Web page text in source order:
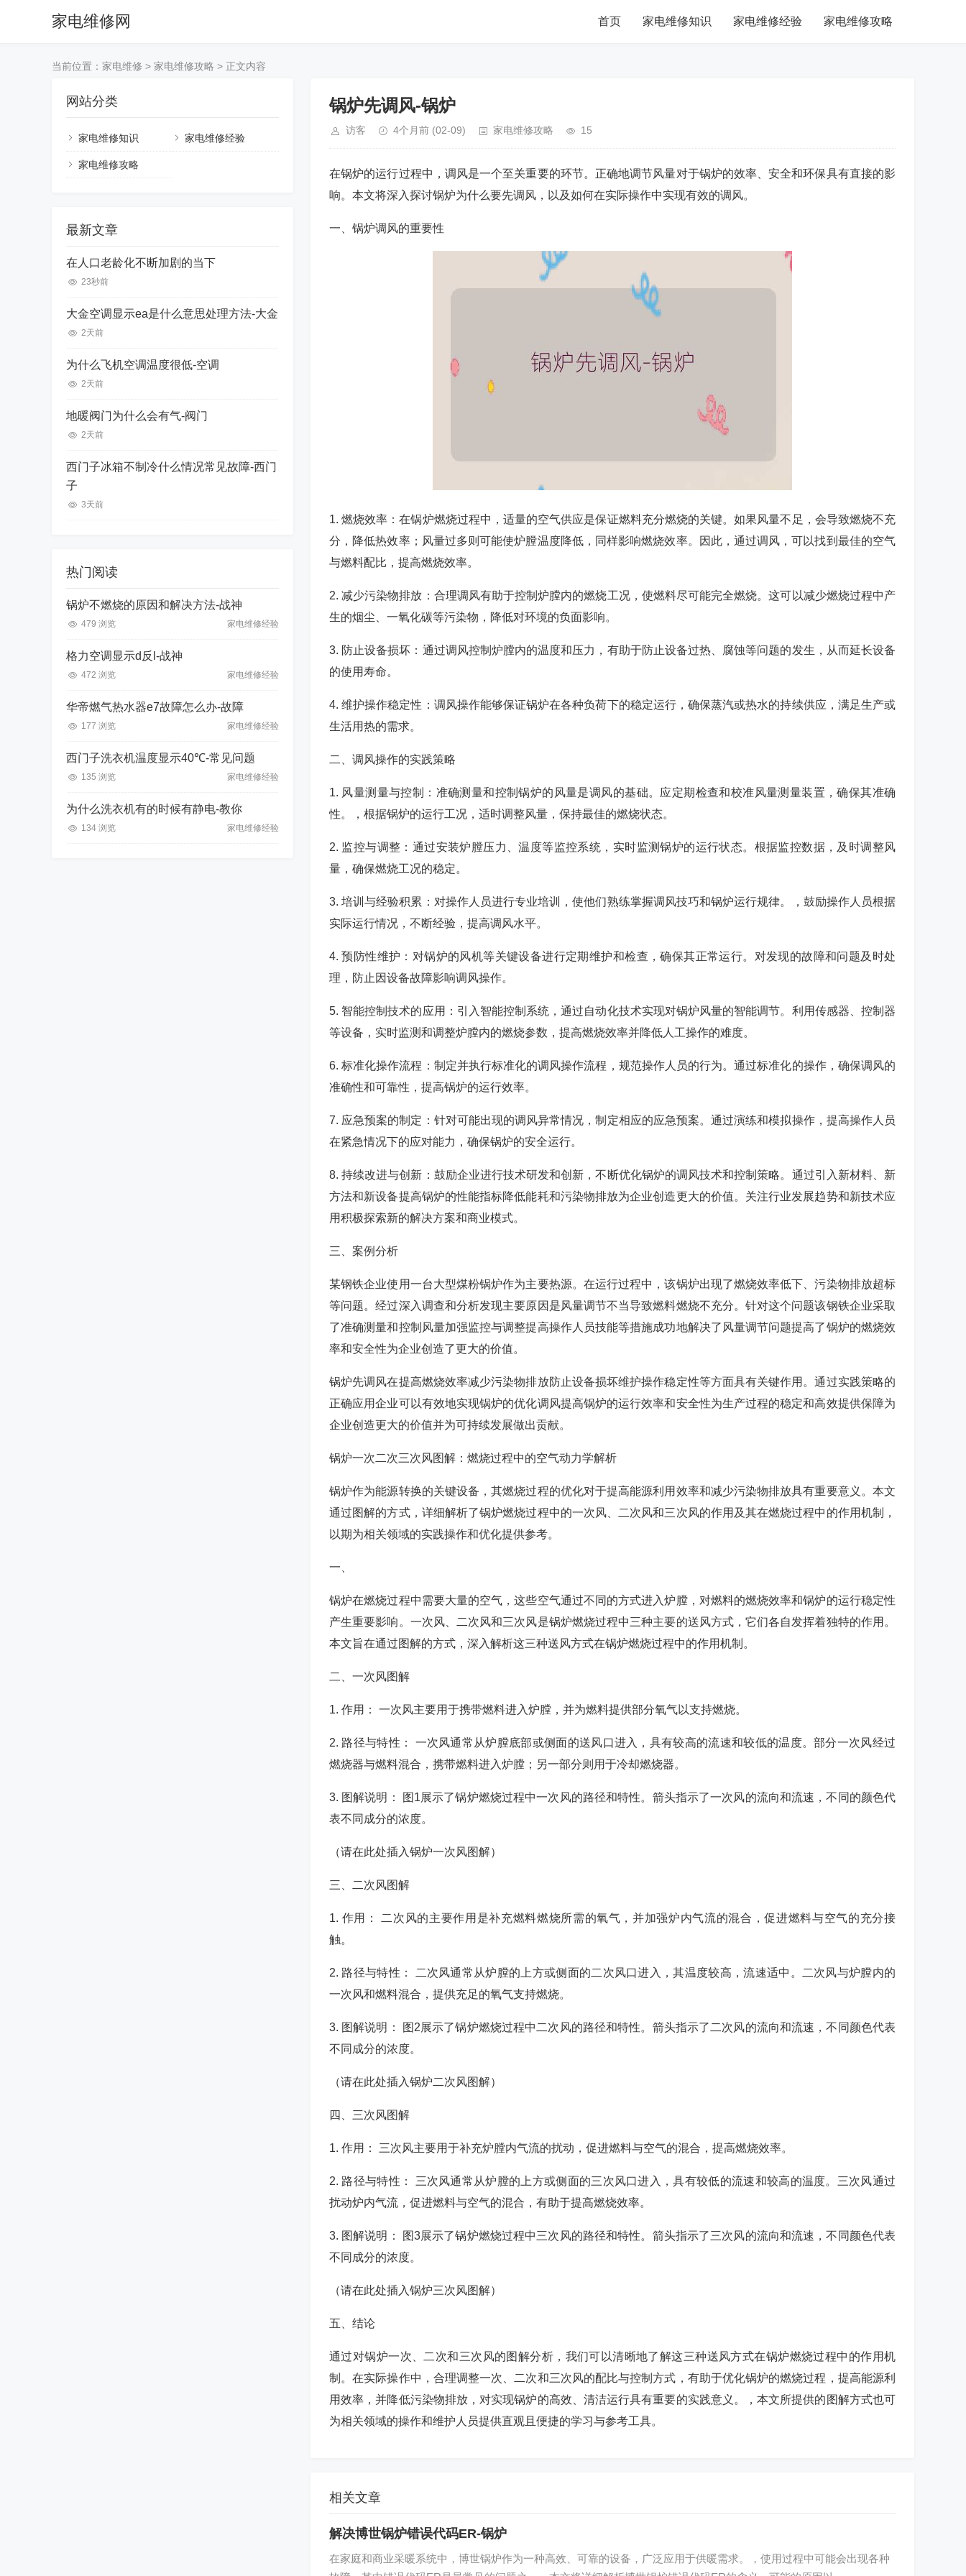
家电维修网 首页 家电维修知识 家电维修经验 家电维修攻略
当前位置： 家电维修 > 家电维修攻略 > 正文内容
锅炉先调风-锅炉
访客 4个月前 (02-09) 家电维修攻略 15
在锅炉的运行过程中，调风是一个至关重要的环节。正确地调节风量对于锅炉的效率、安全和环保具有直接的影
响。本文将深入探讨锅炉为什么要先调风，以及如何在实际操作中实现有效的调风。
一、锅炉调风的重要性
1. 燃烧效率：在锅炉燃烧过程中，适量的空气供应是保证燃料充分燃烧的关键。如果风量不足，会导致燃烧不充
分，降低热效率；风量过多则可能使炉膛温度降低，同样影响燃烧效率。因此，通过调风，可以找到最佳的空气
与燃料配比，提高燃烧效率。
2. 减少污染物排放：合理调风有助于控制炉膛内的燃烧工况，使燃料尽可能完全燃烧。这可以减少燃烧过程中产
生的烟尘、一氧化碳等污染物，降低对环境的负面影响。
3. 防止设备损坏：通过调风控制炉膛内的温度和压力，有助于防止设备过热、腐蚀等问题的发生，从而延长设备
的使用寿命。
4. 维护操作稳定性：调风操作能够保证锅炉在各种负荷下的稳定运行，确保蒸汽或热水的持续供应，满足生产或
生活用热的需求。
二、调风操作的实践策略
1. 风量测量与控制：准确测量和控制锅炉的风量是调风的基础。应定期检查和校准风量测量装置，确保其准确
性。，根据锅炉的运行工况，适时调整风量，保持最佳的燃烧状态。
2. 监控与调整：通过安装炉膛压力、温度等监控系统，实时监测锅炉的运行状态。根据监控数据，及时调整风
量，确保燃烧工况的稳定。
3. 培训与经验积累：对操作人员进行专业培训，使他们熟练掌握调风技巧和锅炉运行规律。，鼓励操作人员根据
实际运行情况，不断经验，提高调风水平。
4. 预防性维护：对锅炉的风机等关键设备进行定期维护和检查，确保其正常运行。对发现的故障和问题及时处
理，防止因设备故障影响调风操作。
5. 智能控制技术的应用：引入智能控制系统，通过自动化技术实现对锅炉风量的智能调节。利用传感器、控制器
等设备，实时监测和调整炉膛内的燃烧参数，提高燃烧效率并降低人工操作的难度。
6. 标准化操作流程：制定并执行标准化的调风操作流程，规范操作人员的行为。通过标准化的操作，确保调风的
准确性和可靠性，提高锅炉的运行效率。
7. 应急预案的制定：针对可能出现的调风异常情况，制定相应的应急预案。通过演练和模拟操作，提高操作人员
在紧急情况下的应对能力，确保锅炉的安全运行。
8. 持续改进与创新：鼓励企业进行技术研发和创新，不断优化锅炉的调风技术和控制策略。通过引入新材料、新
方法和新设备提高锅炉的性能指标降低能耗和污染物排放为企业创造更大的价值。关注行业发展趋势和新技术应
用积极探索新的解决方案和商业模式。
三、案例分析
某钢铁企业使用一台大型煤粉锅炉作为主要热源。在运行过程中，该锅炉出现了燃烧效率低下、污染物排放超标
等问题。经过深入调查和分析发现主要原因是风量调节不当导致燃料燃烧不充分。针对这个问题该钢铁企业采取
了准确测量和控制风量加强监控与调整提高操作人员技能等措施成功地解决了风量调节问题提高了锅炉的燃烧效
率和安全性为企业创造了更大的价值。
锅炉先调风在提高燃烧效率减少污染物排放防止设备损坏维护操作稳定性等方面具有关键作用。通过实践策略的
正确应用企业可以有效地实现锅炉的优化调风提高锅炉的运行效率和安全性为生产过程的稳定和高效提供保障为
企业创造更大的价值并为可持续发展做出贡献。
锅炉一次二次三次风图解：燃烧过程中的空气动力学解析
锅炉作为能源转换的关键设备，其燃烧过程的优化对于提高能源利用效率和减少污染物排放具有重要意义。本文
通过图解的方式，详细解析了锅炉燃烧过程中的一次风、二次风和三次风的作用及其在燃烧过程中的作用机制，
以期为相关领域的实践操作和优化提供参考。
一、
锅炉在燃烧过程中需要大量的空气，这些空气通过不同的方式进入炉膛，对燃料的燃烧效率和锅炉的运行稳定性
产生重要影响。一次风、二次风和三次风是锅炉燃烧过程中三种主要的送风方式，它们各自发挥着独特的作用。
本文旨在通过图解的方式，深入解析这三种送风方式在锅炉燃烧过程中的作用机制。
二、一次风图解
1. 作用： 一次风主要用于携带燃料进入炉膛，并为燃料提供部分氧气以支持燃烧。
2. 路径与特性： 一次风通常从炉膛底部或侧面的送风口进入，具有较高的流速和较低的温度。部分一次风经过
燃烧器与燃料混合，携带燃料进入炉膛；另一部分则用于冷却燃烧器。
3. 图解说明： 图1展示了锅炉燃烧过程中一次风的路径和特性。箭头指示了一次风的流向和流速，不同的颜色代
表不同成分的浓度。
（请在此处插入锅炉一次风图解）
三、二次风图解
1. 作用： 二次风的主要作用是补充燃料燃烧所需的氧气，并加强炉内气流的混合，促进燃料与空气的充分接
触。
2. 路径与特性： 二次风通常从炉膛的上方或侧面的二次风口进入，其温度较高，流速适中。二次风与炉膛内的
一次风和燃料混合，提供充足的氧气支持燃烧。
3. 图解说明： 图2展示了锅炉燃烧过程中二次风的路径和特性。箭头指示了二次风的流向和流速，不同颜色代表
不同成分的浓度。
（请在此处插入锅炉二次风图解）
四、三次风图解
1. 作用： 三次风主要用于补充炉膛内气流的扰动，促进燃料与空气的混合，提高燃烧效率。
2. 路径与特性： 三次风通常从炉膛的上方或侧面的三次风口进入，具有较低的流速和较高的温度。三次风通过
扰动炉内气流，促进燃料与空气的混合，有助于提高燃烧效率。
3. 图解说明： 图3展示了锅炉燃烧过程中三次风的路径和特性。箭头指示了三次风的流向和流速，不同颜色代表
不同成分的浓度。
（请在此处插入锅炉三次风图解）
五、结论
通过对锅炉一次、二次和三次风的图解分析，我们可以清晰地了解这三种送风方式在锅炉燃烧过程中的作用机
制。在实际操作中，合理调整一次、二次和三次风的配比与控制方式，有助于优化锅炉的燃烧过程，提高能源利
用效率，并降低污染物排放，对实现锅炉的高效、清洁运行具有重要的实践意义。，本文所提供的图解方式也可
为相关领域的操作和维护人员提供直观且便捷的学习与参考工具。
相关文章
解决博世锅炉错误代码ER-锅炉
在家庭和商业采暖系统中，博世锅炉作为一种高效、可靠的设备，广泛应用于供暖需求。，使用过程中可能会出现各种
网站分类
家电维修知识 家电维修经验
家电维修攻略
最新文章
在人口老龄化不断加剧的当下
23秒前
大金空调显示ea是什么意思处理方法-大金
2天前
为什么飞机空调温度很低-空调
2天前
地暖阀门为什么会有气-阀门
2天前
西门子冰箱不制冷什么情况常见故障-西门
子
3天前
热门阅读
锅炉不燃烧的原因和解决方法-战神
479 浏览 家电维修经验
格力空调显示d反l-战神
472 浏览 家电维修经验
华帝燃气热水器e7故障怎么办-故障
177 浏览 家电维修经验
西门子洗衣机温度显示40℃-常见问题
135 浏览 家电维修经验
为什么洗衣机有的时候有静电-教你
134 浏览 家电维修经验